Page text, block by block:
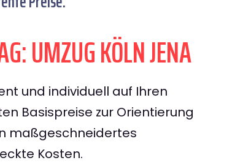
UMZUG KÖLN JENA
und individuell auf Ihren
Basispreise zur Orientierung
maßgeschneidertes
Kosten.